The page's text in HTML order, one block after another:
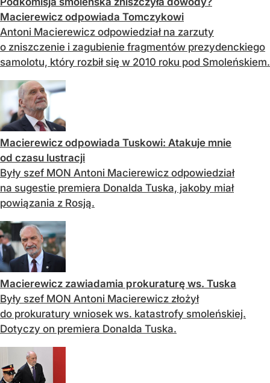
Macierewicz odpowiada Tomczykowi
Antoni Macierewicz odpowiedział na zarzuty
o zniszczenie i zagubienie fragmentów prezydenckiego
samolotu, który rozbił się w 2010 roku pod Smoleńskiem.
Macierewicz odpowiada Tuskowi: Atakuje mnie
od czasu lustracji
Były szef MON Antoni Macierewicz odpowiedział
na sugestie premiera Donalda Tuska, jakoby miał
powiązania z Rosją.
Macierewicz zawiadamia prokuraturę ws. Tuska
Były szef MON Antoni Macierewicz złożył
do prokuratury wniosek ws. katastrofy smoleńskiej.
Dotyczy on premiera Donalda Tuska.